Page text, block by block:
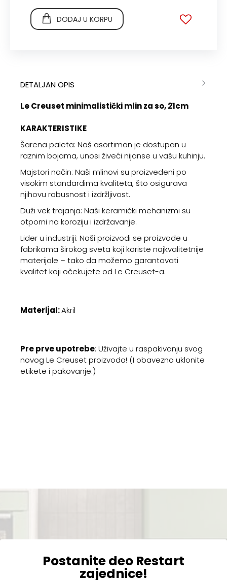
DODAJ U KORPU
DETALJAN OPIS
Le Creuset minimalistički mlin za so, 21cm
KARAKTERISTIKE
Šarena paleta: Naš asortiman je dostupan u
raznim bojama, unosi živeći nijanse u vašu kuhinju.
Majstori način: Naši mlinovi su proizvedeni po
visokim standardima kvaliteta, što osigurava
njihovu robusnost i izdržljivost.
Duži vek trajanja: Naši keramički mehanizmi su
otporni na koroziju i izdržavanje.
Lider u industriji: Naši proizvodi se proizvode u
fabrikama širokog sveta koji koriste najkvalitetnije
materijale – tako da možemo garantovati
kvalitet koji očekujete od Le Creuset-a.
Materijal:Akril
Pre prve upotrebe: Uživajte u raspakivanju svog
novog Le Creuset proizvoda! (I obavezno uklonite
etikete i pakovanje.)
Postanite deo Restart
zajednice!